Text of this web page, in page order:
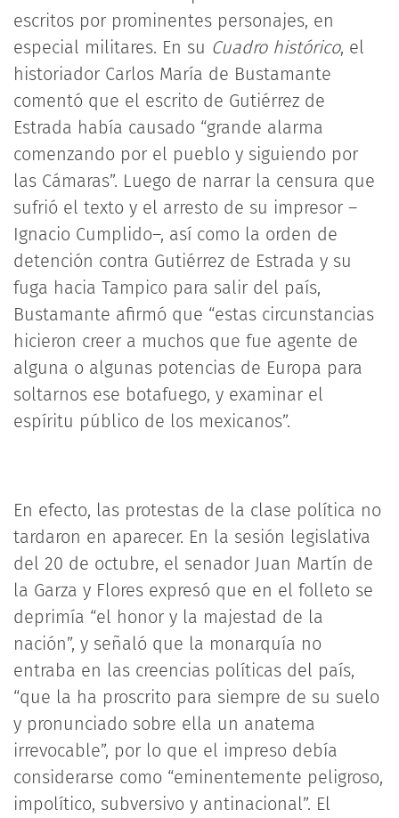
escritos por prominentes personajes, en
especial militares. En su Cuadro histórico, el
historiador Carlos María de Bustamante
comentó que el escrito de Gutiérrez de
Estrada había causado “grande alarma
comenzando por el pueblo y siguiendo por
las Cámaras”. Luego de narrar la censura que
sufrió el texto y el arresto de su impresor –
Ignacio Cumplido–, así como la orden de
detención contra Gutiérrez de Estrada y su
fuga hacia Tampico para salir del país,
Bustamante afirmó que “estas circunstancias
hicieron creer a muchos que fue agente de
alguna o algunas potencias de Europa para
soltarnos ese botafuego, y examinar el
espíritu público de los mexicanos”.
En efecto, las protestas de la clase política no
tardaron en aparecer. En la sesión legislativa
del 20 de octubre, el senador Juan Martín de
la Garza y Flores expresó que en el folleto se
deprimía “el honor y la majestad de la
nación”, y señaló que la monarquía no
entraba en las creencias políticas del país,
“que la ha proscrito para siempre de su suelo
y pronunciado sobre ella un anatema
irrevocable”, por lo que el impreso debía
considerarse como “eminentemente peligroso,
impolítico, subversivo y antinacional”. El